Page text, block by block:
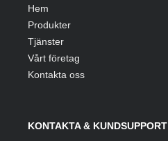
Hem
Produkter
Tjänster
Vårt företag
Kontakta oss
KONTAKTA & KUNDSUPPORT